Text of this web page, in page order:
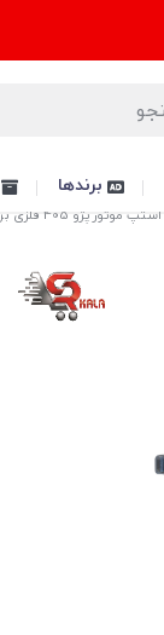
برندها
استپ موتور پژو 405 فلزی برند تتراد